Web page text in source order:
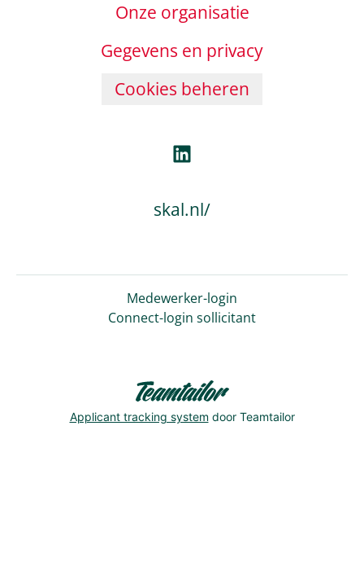
Onze organisatie
Gegevens en privacy
Cookies beheren
skal.nl/
Medewerker-login
Connect-login sollicitant
Applicant tracking system door Teamtailor